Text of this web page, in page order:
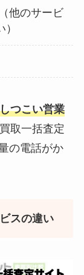
他のサービ
つこい営業
取一括査定
の電話がか
スの違い